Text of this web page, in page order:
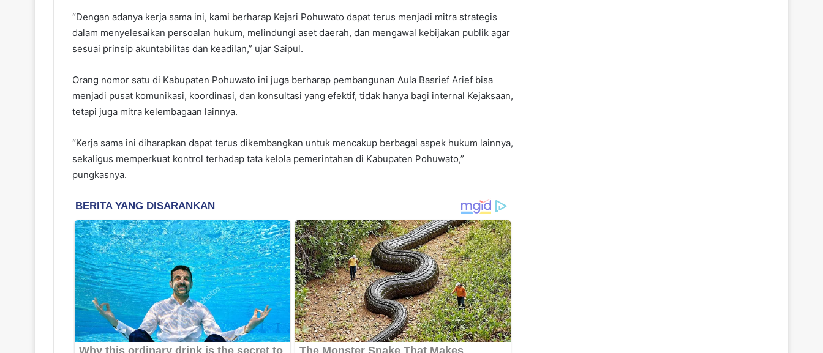
“Dengan adanya kerja sama ini, kami berharap Kejari Pohuwato dapat terus menjadi mitra strategis
dalam menyelesaikan persoalan hukum, melindungi aset daerah, dan mengawal kebijakan publik agar
sesuai prinsip akuntabilitas dan keadilan,” ujar Saipul.
Orang nomor satu di Kabupaten Pohuwato ini juga berharap pembangunan Aula Basrief Arief bisa
menjadi pusat komunikasi, koordinasi, dan konsultasi yang efektif, tidak hanya bagi internal Kejaksaan,
tetapi juga mitra kelembagaan lainnya.
“Kerja sama ini diharapkan dapat terus dikembangkan untuk mencakup berbagai aspek hukum lainnya,
sekaligus memperkuat kontrol terhadap tata kelola pemerintahan di Kabupaten Pohuwato,”
pungkasnya.